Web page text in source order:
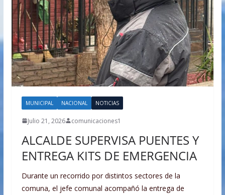
MUNICIPAL NACIONAL NOTICIAS
Julio 21, 2026 comunicaciones1
ALCALDE SUPERVISA PUENTES Y
ENTREGA KITS DE EMERGENCIA
Durante un recorrido por distintos sectores de la
comuna, el jefe comunal acompañó la entrega de